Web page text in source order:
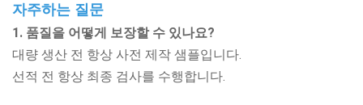
자주하는 질문
1. 품질을 어떻게 보장할 수 있나요?
대량 생산 전 항상 사전 제작 샘플입니다.
선적 전 항상 최종 검사를 수행합니다.